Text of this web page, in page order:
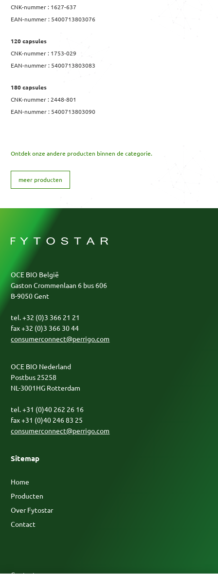
CNK-nummer : 1627-637
EAN-nummer : 5400713803076
120 capsules
CNK-nummer : 1753-029
EAN-nummer : 5400713803083
180 capsules
CNK-nummer : 2448-801
EAN-nummer : 5400713803090
Ontdek onze andere producten binnen de categorie.
meer producten
OCE BIO België
Gaston Crommenlaan 6 bus 606
B-9050 Gent
tel. +32 (0)3 366 21 21
fax +32 (0)3 366 30 44
consumerconnect@perrigo.com
OCE BIO Nederland
Postbus 25258
NL-3001HG Rotterdam
tel. +31 (0)40 262 26 16
fax +31 (0)40 246 83 25
consumerconnect@perrigo.com
Sitemap
Home
Producten
Over Fytostar
Contact